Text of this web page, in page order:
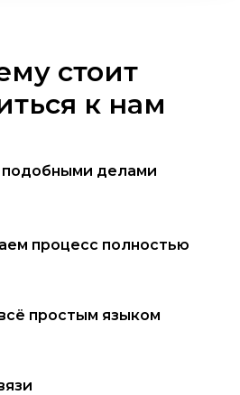
стоит
к нам
подобными делами
процесс полностью
простым языком